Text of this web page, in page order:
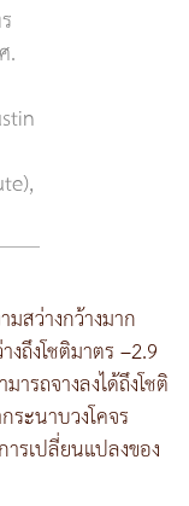
.
สว่างกว้างมาก
ถึงโชติมาตร –2.9
รถจางลงได้ถึงโชติ
ระนาบวงโคจร
รเปลี่ยนแปลงของ